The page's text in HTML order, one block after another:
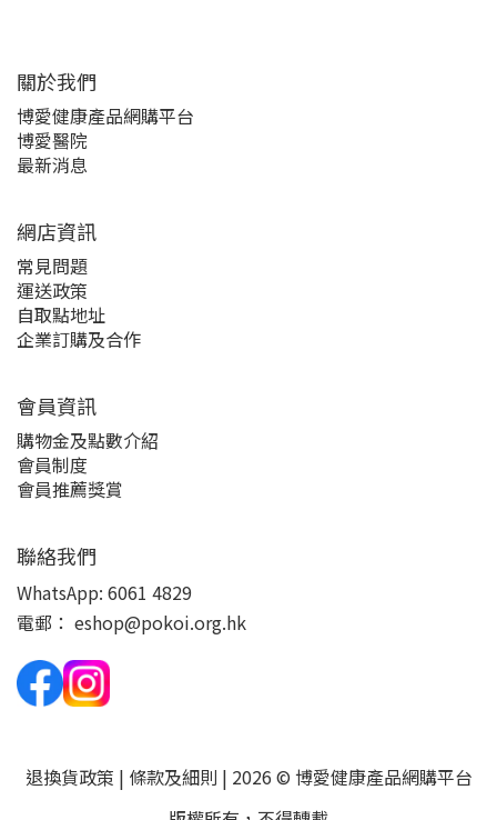
關於我們‎
博愛健康產品網購平台
博愛醫院
最新消息
網店資訊
常見問題
運送政策
自取點地址
企業訂購及合作
會員資訊
購物金及點數介紹
會員制度
會員推薦獎賞
聯絡我們
WhatsApp: 6061 4829
電郵： eshop@pokoi.org.hk
退換貨政策 | 條款及細則 | 2026 © 博愛健康產品網購平台